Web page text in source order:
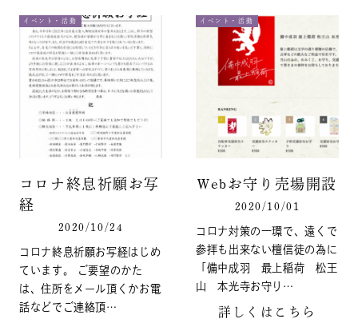
イベント・活動
コロナ終息祈願お写
経
2020/10/24
コロナ終息祈願お写経はじめ
ています。 ご要望のかた
は、住所をメール頂くかお電
話などでご連絡頂…
イベント・活動
Webお守り売場開設
2020/10/01
コロナ対策の一環で、遠くで
参拝も出来ない檀信徒の為に
「備中成羽 最上稲荷 松王
山 本光寺お守り…
詳しくはこちら